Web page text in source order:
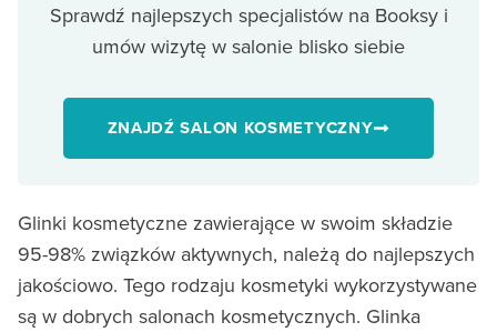
Sprawdź najlepszych specjalistów na Booksy i
umów wizytę w salonie blisko siebie
ZNAJDŹ SALON KOSMETYCZNY
Glinki kosmetyczne zawierające w swoim składzie
95-98% związków aktywnych, należą do najlepszych
jakościowo. Tego rodzaju kosmetyki wykorzystywane
są w dobrych salonach kosmetycznych. Glinka